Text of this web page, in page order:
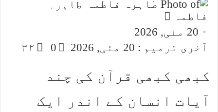
طاہرہ
فاطمہ
an
email
20 مئی, 2026
آخری ترمیم : 20 مئی, 2026
0 ۳۲
کبھی کبھی قرآن کی چند
آیات انسان کے اندر ایک